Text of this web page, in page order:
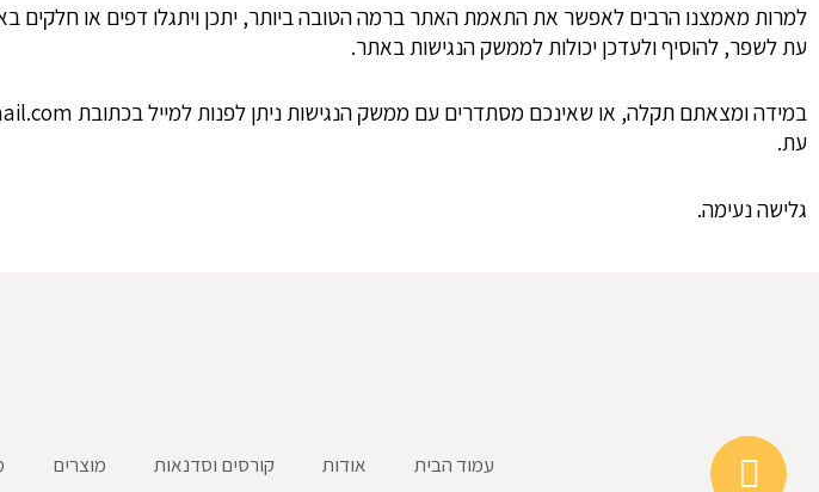
למרות מאמצנו הרבים לאפשר את התאמת האתר ברמה הטובה ביותר, יתכן ויתגלו דפים או חלקים
עת לשפר, להוסיף ולעדכן יכולות לממשק הנגישות באתר.
עת.
גלישה נעימה.
עמוד הבית אודות קורסים וסדנאות מוצרים